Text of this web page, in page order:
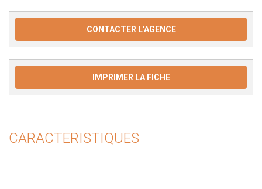
CONTACTER L'AGENCE
IMPRIMER LA FICHE
CARACTERISTIQUES